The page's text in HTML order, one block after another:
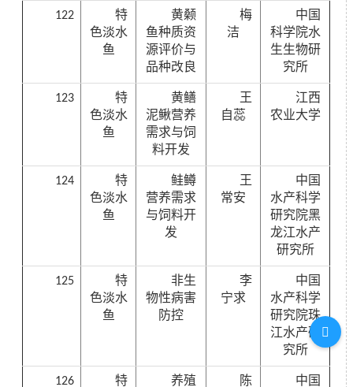
122
特
色淡水
鱼
黄颡
鱼种质资
源评价与
品种改良
梅
洁
中国
科学院水
生生物研
究所
123
特
色淡水
鱼
黄鳝
泥鳅营养
需求与饲
料开发
王
自蕊
江西
农业大学
124
特
色淡水
鱼
鲑鳟
营养需求
与饲料开
发
王
常安
中国
水产科学
研究院黑
龙江水产
研究所
125
特
色淡水
鱼
非生
物性病害
防控
李
宁求
中国
水产科学
研究院珠
江水产研
究所
126 特 养殖 陈 中国